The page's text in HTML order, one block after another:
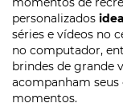
personalizados
séries e vídeos no
no computador,
brindes de grande
acompanham
momentos.